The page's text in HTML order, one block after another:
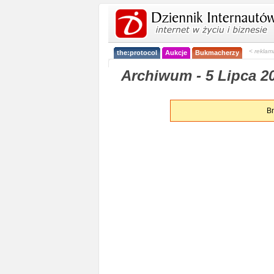
the:protocol Aukcje Bukmacherzy <
Archiwum - 5 Lipca